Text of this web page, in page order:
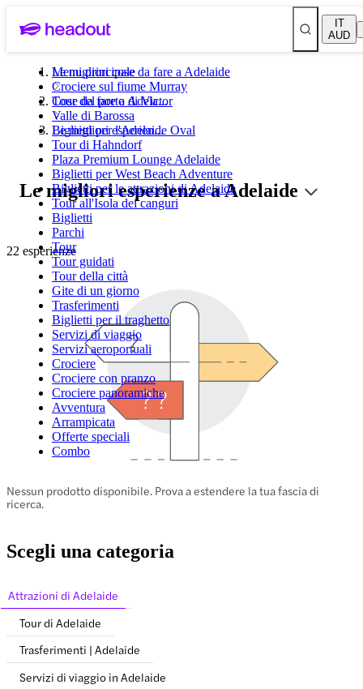
IT
AUD
Le migliori cose da fare a Adelaide
Crociere sul fiume Murray
Tour del porto di Victor
Valle di Barossa
Biglietti per l'Adelaide Oval
Tour di Hahndorf
Plaza Premium Lounge Adelaide
Biglietti per West Beach Adventure
Biglietti per le attrazioni di Adelaide
Tour all'Isola dei canguri
Biglietti
Parchi
Tour
Tour guidati
Tour della città
Gite di un giorno
Trasferimenti
Biglietti per il traghetto
Servizi di viaggio
Servizi aeroportuali
Crociere
Crociere con pranzo
Crociere panoramiche
Avventura
Arrampicata
Offerte speciali
Combo
Menu principale
Cose da fare a Adela...
Le migliori esperien...
Le migliori esperienze a Adelaide
22 esperienze
Nessun prodotto disponibile. Prova a estendere la tua fascia di
ricerca.
Scegli una categoria
Attrazioni di Adelaide
Tour di Adelaide
Trasferimenti | Adelaide
Servizi di viaggio in Adelaide